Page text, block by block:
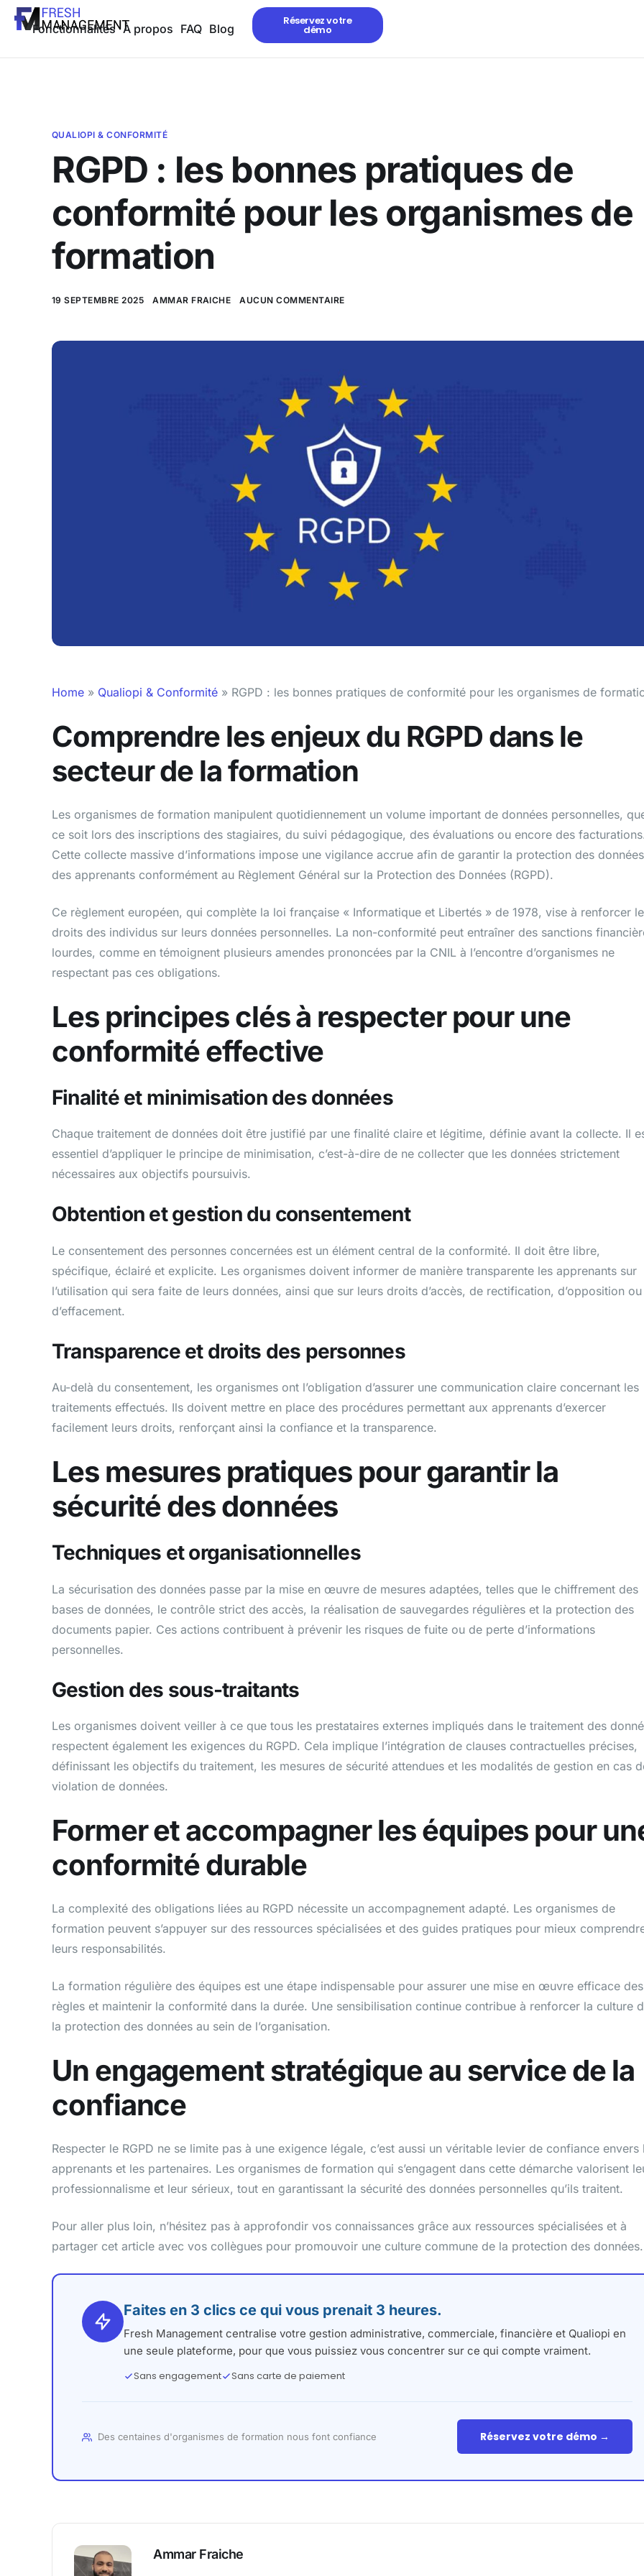
Fonctionnalités À propos FAQ Blog
Réservez votre
démo
QUALIOPI & CONFORMITÉ
RGPD : les bonnes pratiques de
conformité pour les organismes de
formation
19 SEPTEMBRE 2025 AMMAR FRAICHE AUCUN COMMENTAIRE
Home » Qualiopi & Conformité » RGPD : les bonnes pratiques de conformité pour les organismes de
Comprendre les enjeux du RGPD dans le
secteur de la formation
Les organismes de formation manipulent quotidiennement un volume important de données personnelles,
ce soit lors des inscriptions des stagiaires, du suivi pédagogique, des évaluations ou encore des
Cette collecte massive d’informations impose une vigilance accrue afin de garantir la protection des données
des apprenants conformément au Règlement Général sur la Protection des Données (RGPD).
Ce règlement européen, qui complète la loi française « Informatique et Libertés » de 1978, vise à renforcer
droits des individus sur leurs données personnelles. La non-conformité peut entraîner des sanctions
lourdes, comme en témoignent plusieurs amendes prononcées par la CNIL à l’encontre d’organismes ne
respectant pas ces obligations.
Les principes clés à respecter pour une
conformité effective
Finalité et minimisation des données
Chaque traitement de données doit être justifié par une finalité claire et légitime, définie avant la collecte. Il
essentiel d’appliquer le principe de minimisation, c’est-à-dire de ne collecter que les données strictement
nécessaires aux objectifs poursuivis.
Obtention et gestion du consentement
Le consentement des personnes concernées est un élément central de la conformité. Il doit être libre,
spécifique, éclairé et explicite. Les organismes doivent informer de manière transparente les apprenants sur
l’utilisation qui sera faite de leurs données, ainsi que sur leurs droits d’accès, de rectification, d’opposition ou
d’effacement.
Transparence et droits des personnes
Au-delà du consentement, les organismes ont l’obligation d’assurer une communication claire concernant les
traitements effectués. Ils doivent mettre en place des procédures permettant aux apprenants d’exercer
facilement leurs droits, renforçant ainsi la confiance et la transparence.
Les mesures pratiques pour garantir la
sécurité des données
Techniques et organisationnelles
La sécurisation des données passe par la mise en œuvre de mesures adaptées, telles que le chiffrement des
bases de données, le contrôle strict des accès, la réalisation de sauvegardes régulières et la protection des
documents papier. Ces actions contribuent à prévenir les risques de fuite ou de perte d’informations
personnelles.
Gestion des sous-traitants
Les organismes doivent veiller à ce que tous les prestataires externes impliqués dans le traitement des
respectent également les exigences du RGPD. Cela implique l’intégration de clauses contractuelles précises,
définissant les objectifs du traitement, les mesures de sécurité attendues et les modalités de gestion en cas
violation de données.
Former et accompagner les équipes pour
conformité durable
La complexité des obligations liées au RGPD nécessite un accompagnement adapté. Les organismes de
formation peuvent s’appuyer sur des ressources spécialisées et des guides pratiques pour mieux
leurs responsabilités.
La formation régulière des équipes est une étape indispensable pour assurer une mise en œuvre efficace des
règles et maintenir la conformité dans la durée. Une sensibilisation continue contribue à renforcer la culture
la protection des données au sein de l’organisation.
Un engagement stratégique au service de la
confiance
Respecter le RGPD ne se limite pas à une exigence légale, c’est aussi un véritable levier de confiance envers
apprenants et les partenaires. Les organismes de formation qui s’engagent dans cette démarche valorisent
professionnalisme et leur sérieux, tout en garantissant la sécurité des données personnelles qu’ils traitent.
Pour aller plus loin, n’hésitez pas à approfondir vos connaissances grâce aux ressources spécialisées et à
partager cet article avec vos collègues pour promouvoir une culture commune de la protection des données.
Faites en 3 clics ce qui vous prenait 3 heures.
Fresh Management centralise votre gestion administrative, commerciale, financière et Qualiopi en
une seule plateforme, pour que vous puissiez vous concentrer sur ce qui compte vraiment.
Sans engagement
Sans carte de paiement
Des centaines d'organismes de formation nous font confiance Réservez votre démo →
Ammar Fraiche